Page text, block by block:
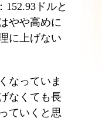
152.93ドルと
やや高めに
に上げない
なっていま
なくても長
ていくと思